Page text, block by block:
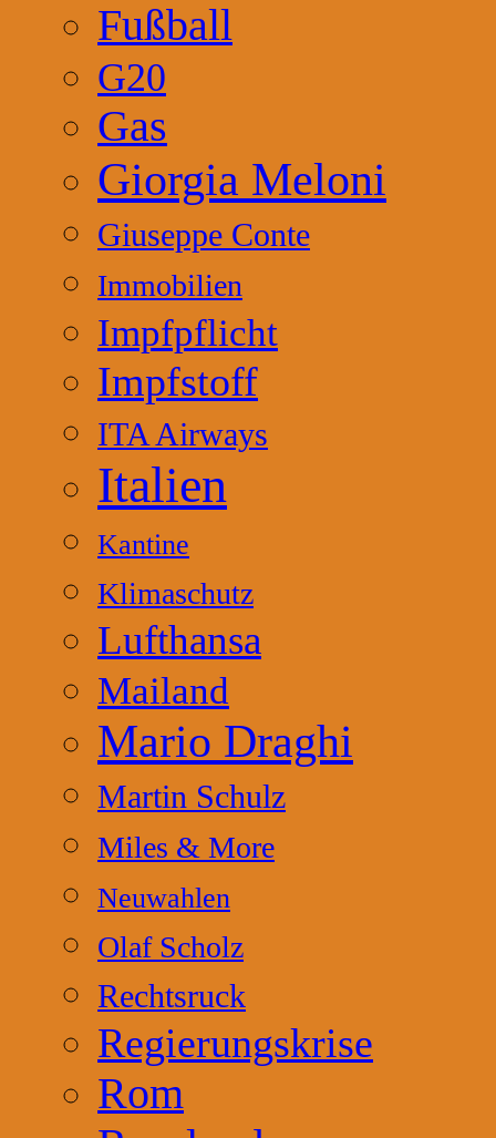
Fußball
G20
Gas
Giorgia Meloni
Giuseppe Conte
Immobilien
Impfpflicht
Impfstoff
ITA Airways
Italien
Kantine
Klimaschutz
Lufthansa
Mailand
Mario Draghi
Martin Schulz
Miles & More
Neuwahlen
Olaf Scholz
Rechtsruck
Regierungskrise
Rom